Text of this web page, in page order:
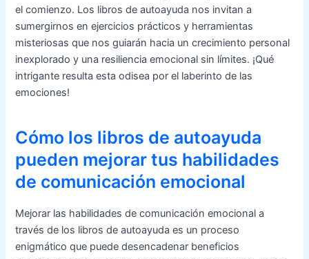
el comienzo. Los libros de autoayuda nos invitan a
sumergirnos en ejercicios prácticos y herramientas
misteriosas que nos guiarán hacia un crecimiento personal
inexplorado y una resiliencia emocional sin límites. ¡Qué
intrigante resulta esta odisea por el laberinto de las
emociones!
Cómo los libros de autoayuda
pueden mejorar tus habilidades
de comunicación emocional
Mejorar las habilidades de comunicación emocional a
través de los libros de autoayuda es un proceso
enigmático que puede desencadenar beneficios